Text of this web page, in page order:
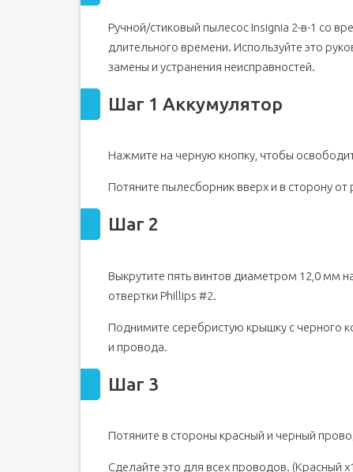
Ручной/стиковый пылесос Insignia 2-в-1 со
длительного времени. Используйте это
замены и устранения неисправностей.
Шаг 1 Аккумулятор
Нажмите на черную кнопку, чтобы
Потяните пылесборник вверх и в сторону от
Шаг 2
Выкрутите пять винтов диаметром 12,0 мм
отвертки Phillips #2.
Поднимите серебристую крышку с черного
и провода.
Шаг 3
Потяните в стороны красный и черный
Сделайте это для всех проводов. (Красный